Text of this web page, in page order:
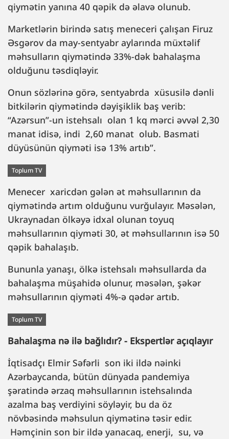
qiymətin yanına 40 qəpik də əlavə olunub.
Marketlərin birində satış meneceri çalışan Firuz
Əsgərov da may-sentyabr aylarında müxtəlif
məhsulların qiymətində 33%-dək bahalaşma
olduğunu təsdiqləyir.
Onun sözlərinə görə, sentyabrda xüsusilə dənli
bitkilərin qiymətində dəyişiklik baş verib:
“Azərsun”-un istehsalı olan 1 kq mərci əvvəl 2,30
manat idisə, indi 2,60 manat olub. Basmati
düyüsünün qiyməti isə 13% artıb”.
Toplum TV
Menecer xaricdən gələn ət məhsullarının da
qiymətində artım olduğunu vurğulayır. Məsələn,
Ukraynadan ölkəyə idxal olunan toyuq
məhsullarının qiyməti 30, ət məhsullarının isə 50
qəpik bahalaşıb.
Bununla yanaşı, ölkə istehsalı məhsullarda da
bahalaşma müşahidə olunur, məsələn, şəkər
məhsullarının qiyməti 4%-ə qədər artıb.
Toplum TV
Bahalaşma nə ilə bağlıdır? - Ekspertlər açıqlayır
İqtisadçı Elmir Səfərli son iki ildə nəinki
Azərbaycanda, bütün dünyada pandemiya
şəratində ərzaq məhsullarının istehsalında
azalma baş verdiyini söyləyir, bu da öz
növbəsində məhsulun qiymətinə təsir edir.
Həmçinin son bir ildə yanacaq, enerji, su, və